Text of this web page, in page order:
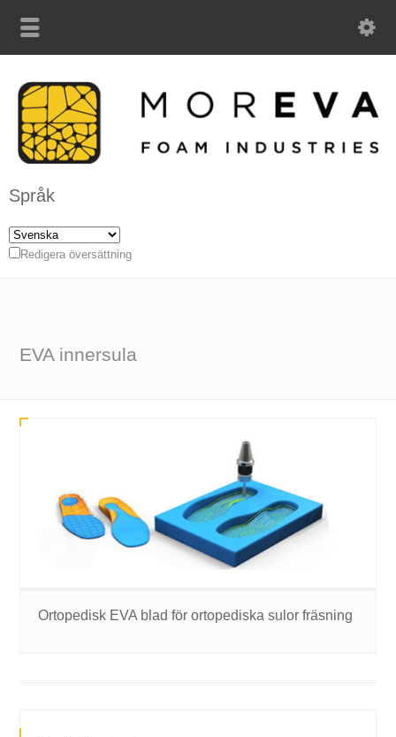
Språk
Redigera översättning
EVA innersula
Ortopedisk EVA blad för ortopediska sulor fräsning